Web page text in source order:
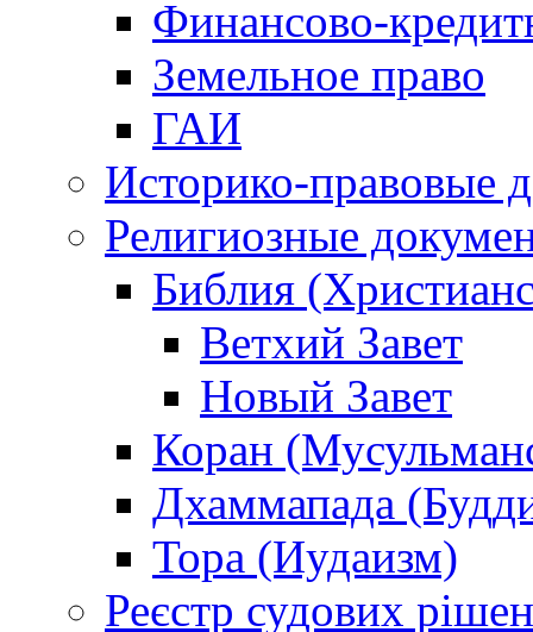
Финансово-
Земельное право
ГАИ
Историко-правовые
Религиозные
Библия
Ветхий Завет
Новый Завет
Коран
Дхаммапада
Тора (Иудаизм)
Реєстр судових